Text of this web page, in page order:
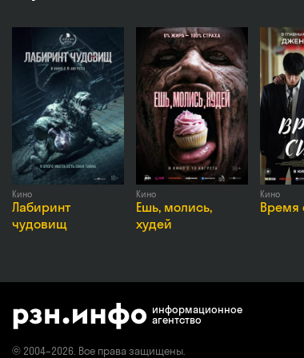
Алексей Воробьев, Анна Богомолова,
Екатерина Моргунова, Борис Смолкин
Продолж.
88 мин.
Премьера
2 июля 2026 в России
Возраст
16+
Жанры
Исторический фильм, Научная
Кино
Лабиринт
чудовищ
Кино
Ешь, молись,
худей
Кино
Время
информационное
агентство
© 2004–2026. Все права защищены.